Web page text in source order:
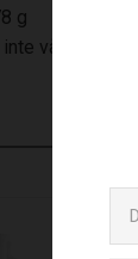
g
våra andra